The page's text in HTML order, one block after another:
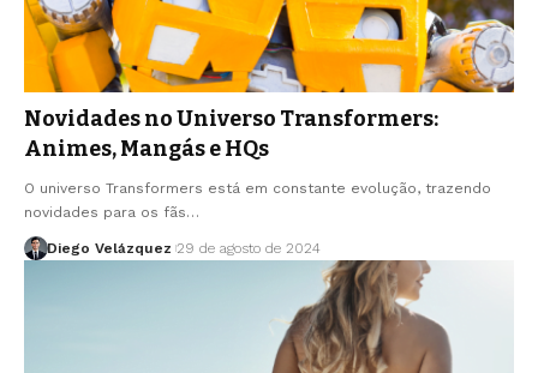
Novidades no Universo Transformers:
Animes, Mangás e HQs
O universo Transformers está em constante evolução, trazendo
novidades para os fãs…
Diego Velázquez 29 de agosto de 2024